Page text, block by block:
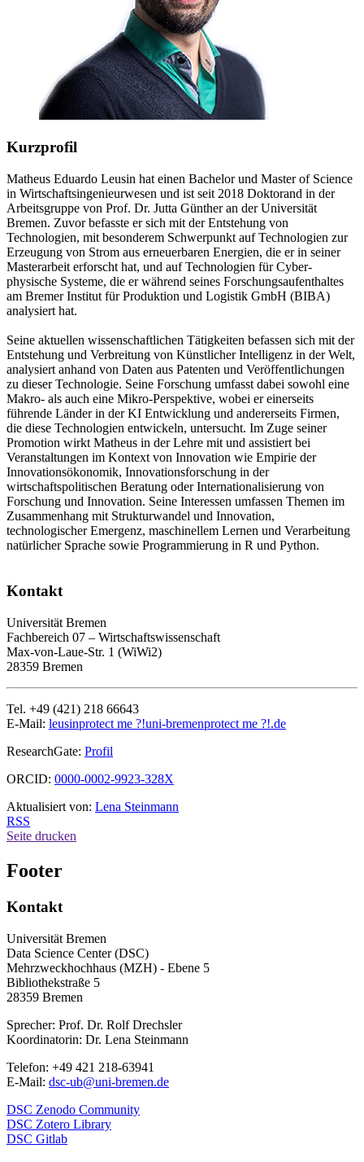
Kurzprofil
Matheus Eduardo Leusin hat einen Bachelor und Master of Science
in Wirtschaftsingenieurwesen und ist seit 2018 Doktorand in der
Arbeitsgruppe von Prof. Dr. Jutta Günther an der Universität
Bremen. Zuvor befasste er sich mit der Entstehung von
Technologien, mit besonderem Schwerpunkt auf Technologien zur
Erzeugung von Strom aus erneuerbaren Energien, die er in seiner
Masterarbeit erforscht hat, und auf Technologien für Cyber-
physische Systeme, die er während seines Forschungsaufenthaltes
am Bremer Institut für Produktion und Logistik GmbH (BIBA)
analysiert hat.
Seine aktuellen wissenschaftlichen Tätigkeiten befassen sich mit der
Entstehung und Verbreitung von Künstlicher Intelligenz in der Welt,
analysiert anhand von Daten aus Patenten und Veröffentlichungen
zu dieser Technologie. Seine Forschung umfasst dabei sowohl eine
Makro- als auch eine Mikro-Perspektive, wobei er einerseits
führende Länder in der KI Entwicklung und andererseits Firmen,
die diese Technologien entwickeln, untersucht. Im Zuge seiner
Promotion wirkt Matheus in der Lehre mit und assistiert bei
Veranstaltungen im Kontext von Innovation wie Empirie der
Innovationsökonomik, Innovationsforschung in der
wirtschaftspolitischen Beratung oder Internationalisierung von
Forschung und Innovation. Seine Interessen umfassen Themen im
Zusammenhang mit Strukturwandel und Innovation,
technologischer Emergenz, maschinellem Lernen und Verarbeitung
natürlicher Sprache sowie Programmierung in R und Python.
Kontakt
Universität Bremen
Fachbereich 07 – Wirtschaftswissenschaft
Max-von-Laue-Str. 1 (WiWi2)
28359 Bremen
Tel. +49 (421) 218 66643
E-Mail: leusinprotect me ?!uni-bremenprotect me ?!.de
ResearchGate: Profil
ORCID: 0000-0002-9923-328X
Aktualisiert von: Lena Steinmann
RSS
Seite drucken
Footer
Kontakt
Universität Bremen
Data Science Center (DSC)
Mehrzweckhochhaus (MZH) - Ebene 5
Bibliothekstraße 5
28359 Bremen
Sprecher: Prof. Dr. Rolf Drechsler
Koordinatorin: Dr. Lena Steinmann
Telefon: +49 421 218-63941
E-Mail: dsc-ub@uni-bremen.de
DSC Zenodo Community
DSC Zotero Library
DSC Gitlab